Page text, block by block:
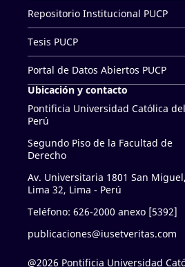
Repositorio Institucional PUCP
Tesis PUCP
Portal de Datos Abiertos PUCP
Ubicación y contacto
Pontificia Universidad Católica del
Perú
Segundo Piso de la Facultad de
Derecho
Av. Universitaria 1801 San Miguel,
Lima 32, Lima - Perú
Teléfono: 626-2000 anexo [5392]
publicaciones@iusetveritas.com
@2026 Pontificia Universidad